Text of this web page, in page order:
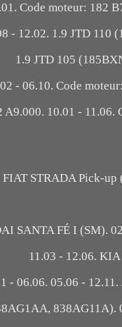
Code moteur: 182
- 12.02. 1.9 JTD 110
1.9 JTD 105
- 06.10. Code
A9.000. 10.01 -
FIAT STRADA Pick-
SANTA FÉ I (SM).
11.03 - 12.06.
- 06.06. 05.06 -
838AG11A).